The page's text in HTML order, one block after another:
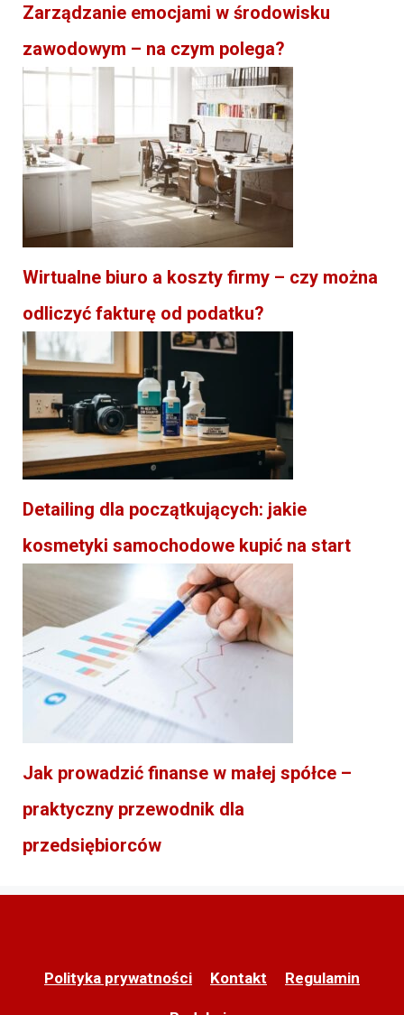
Zarządzanie emocjami w środowisku
zawodowym – na czym polega?
Wirtualne biuro a koszty firmy – czy można
odliczyć fakturę od podatku?
Detailing dla początkujących: jakie
kosmetyki samochodowe kupić na start
Jak prowadzić finanse w małej spółce –
praktyczny przewodnik dla
przedsiębiorców
Polityka prywatności Kontakt Regulamin